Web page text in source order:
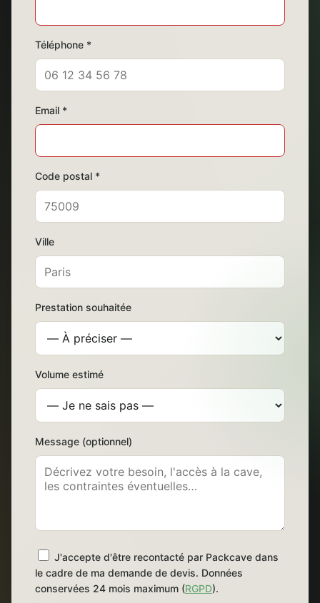
Téléphone *
Email *
Code postal *
Ville
Prestation souhaitée
Volume estimé
Message (optionnel)
J'accepte d'être recontacté par Packcave dans
le cadre de ma demande de devis. Données
conservées 24 mois maximum (RGPD).